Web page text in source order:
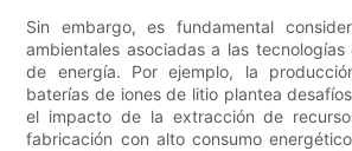
Sin embargo, es fundamental
ambientales asociadas a las tecnologías
de energía. Por ejemplo, la
baterías de iones de litio plantea
el impacto de la extracción de
fabricación con alto consumo